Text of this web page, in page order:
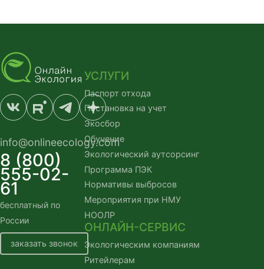
info@onlineecology.com
8 (800)
555-02-
61
бесплатный по
России
заказать звонок
УСЛУГИ
Паспорт отхода
Постановка на учет
Экосбор
Обучение
Экологический аутсорсинг
Программа ПЭК
Нормативы выбросов
Мероприятия при НМУ
НООЛР
ОНЛАЙН-СЕРВИС
Экологическим компаниям
Ритейлерам